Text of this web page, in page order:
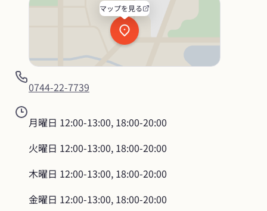
マップを見る
0744-22-7739
月曜日 12:00-13:00, 18:00-20:00
火曜日 12:00-13:00, 18:00-20:00
木曜日 12:00-13:00, 18:00-20:00
金曜日 12:00-13:00, 18:00-20:00